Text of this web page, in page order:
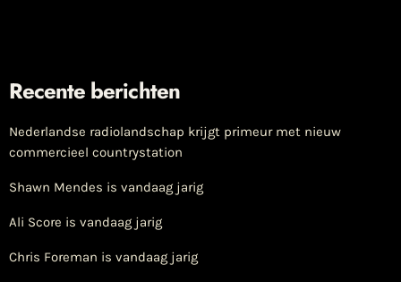
Recente berichten
Nederlandse radiolandschap krijgt primeur met nieuw
commercieel countrystation
Shawn Mendes is vandaag jarig
Ali Score is vandaag jarig
Chris Foreman is vandaag jarig